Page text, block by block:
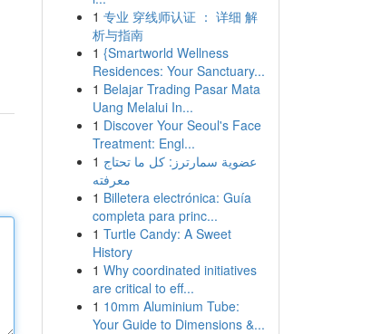
1 专业 穿线师认证 ： 详细 解
析与指南
1 {Smartworld Wellness
Residences: Your Sanctuary...
1 Belajar Trading Pasar Mata
Uang Melalui In...
1 Discover Your Seoul's Face
Treatment: Engl...
1 عضوية سمارترز: كل ما تحتاج
معرفته
1 Billetera electrónica: Guía
completa para princ...
1 Turtle Candy: A Sweet
History
1 Why coordinated initiatives
are critical to eff...
1 10mm Aluminium Tube:
Your Guide to Dimensions &...